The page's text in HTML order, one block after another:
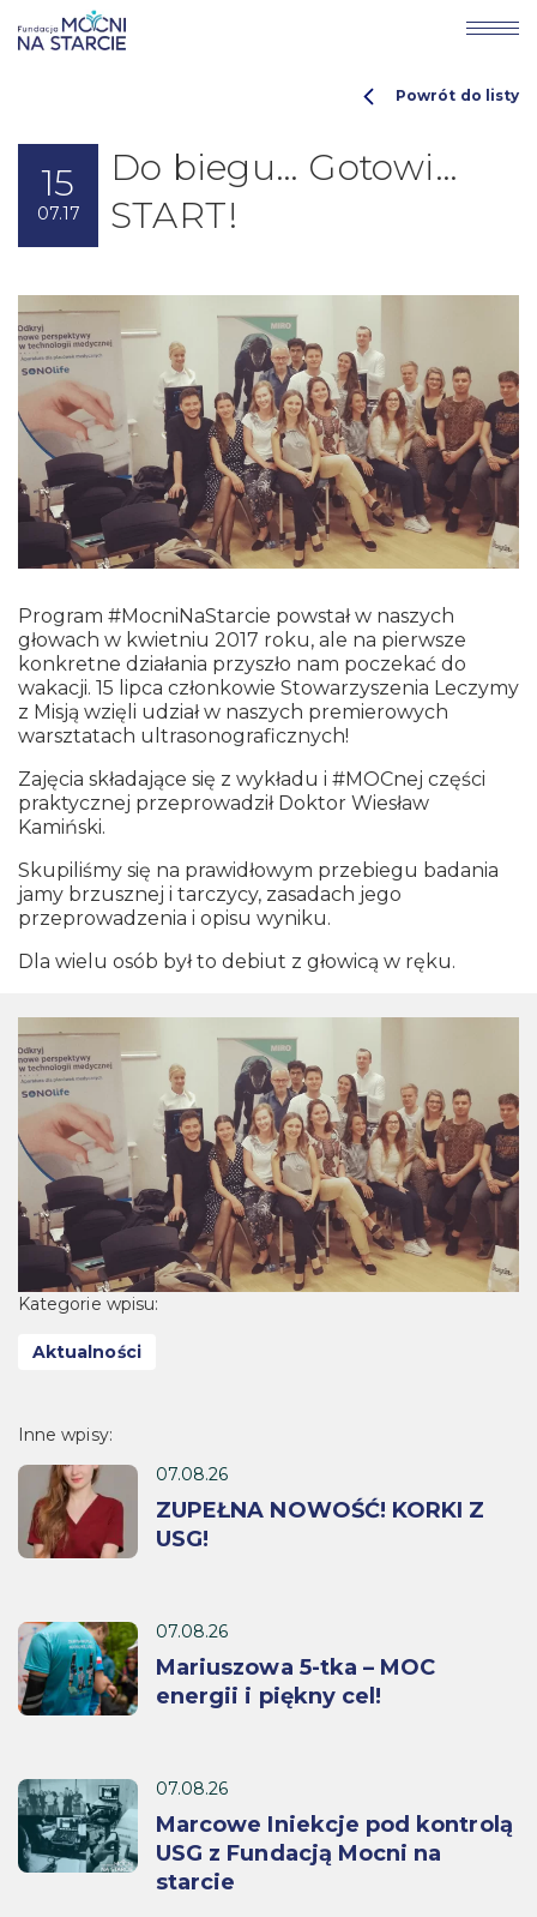
15
07.17
Do biegu… Gotowi…
START!
Powrót do listy
Program #MocniNaStarcie powstał w naszych
głowach w kwietniu 2017 roku, ale na pierwsze
konkretne działania przyszło nam poczekać do
wakacji. 15 lipca członkowie Stowarzyszenia Leczymy
z Misją wzięli udział w naszych premierowych
warsztatach ultrasonograficznych!
Zajęcia składające się z wykładu i #MOCnej części
praktycznej przeprowadził Doktor Wiesław
Kamiński.
Skupiliśmy się na prawidłowym przebiegu badania
jamy brzusznej i tarczycy, zasadach jego
przeprowadzenia i opisu wyniku.
Dla wielu osób był to debiut z głowicą w ręku.
Kategorie wpisu:
Aktualności
Inne wpisy:
07.08.26
ZUPEŁNA NOWOŚĆ! KORKI Z
USG!
07.08.26
Mariuszowa 5-tka – MOC
energii i piękny cel!
07.08.26
Marcowe Iniekcje pod kontrolą
USG z Fundacją Mocni na
starcie